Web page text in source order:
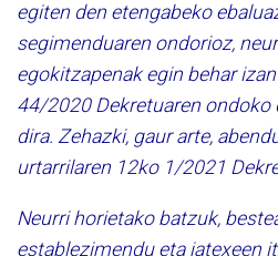
egiten den etengabeko
segimenduaren ondorioz,
egokitzapenak egin behar
44/2020 Dekretuaren ondoko
dira. Zehazki, gaur arte,
urtarrilaren 12ko 1/2021
Neurri horietako batzuk,
establezimendu eta jatexeen